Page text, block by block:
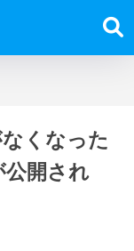
くなった
公開され